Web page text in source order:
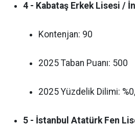
4 - Kabataş Erkek Lisesi /
Kontenjan: 90
2025 Taban Puanı: 500
2025 Yüzdelik Dilimi:
5 - İstanbul Atatürk Fen